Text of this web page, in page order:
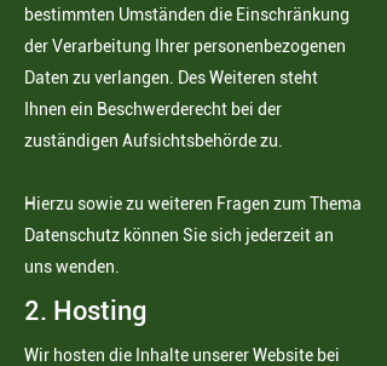
bestimmten Umständen die Einschränkung
der Verarbeitung Ihrer personenbezogenen
Daten zu verlangen. Des Weiteren steht
Ihnen ein Beschwerderecht bei der
zuständigen Aufsichtsbehörde zu.
Hierzu sowie zu weiteren Fragen zum Thema
Datenschutz können Sie sich jederzeit an
uns wenden.
2. Hosting
Wir hosten die Inhalte unserer Website bei